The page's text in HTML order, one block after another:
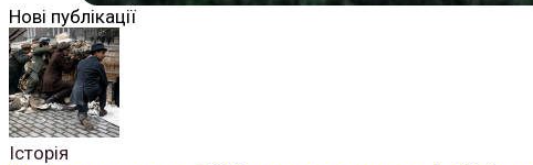
Нові публікації
Історія